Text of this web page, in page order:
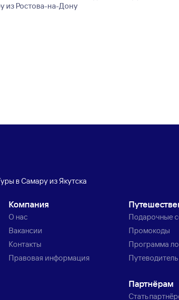
из Ростова-на-Дону
в Самару из Якутска
Компания
О нас
Вакансии
Контакты
Правовая информация
Подарочные
Промокоды
Программа
Партнёрам
Стать